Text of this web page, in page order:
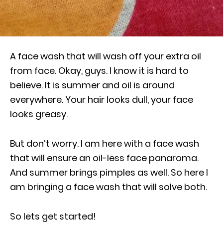
A face wash that will wash off your extra oil
from face. Okay, guys. I know it is hard to
believe. It is summer and oil is around
everywhere. Your hair looks dull, your face
looks greasy.
But don’t worry. I am here with a face wash
that will ensure an oil-less face panaroma.
And summer brings pimples as well. So here I
am bringing a face wash that will solve both.
So lets get started!